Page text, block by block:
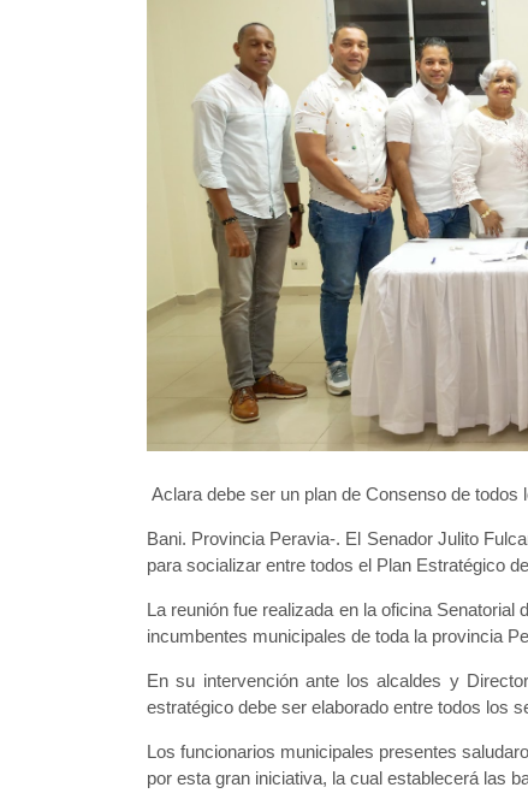
Aclara debe ser un plan de Consenso de todos
Bani. Provincia Peravia-. El Senador Julito
para socializar entre todos el Plan Estratégico
La reunión fue realizada en la oficina
incumbentes municipales de toda la provincia
En su intervención ante los alcaldes y
estratégico debe ser elaborado entre todos los
Los funcionarios municipales presentes
por esta gran iniciativa, la cual establecerá las